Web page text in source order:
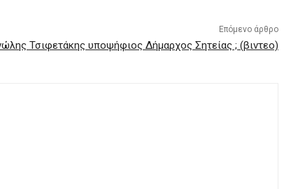
Επόμενο άρθρο
Τσιφετάκης υποψήφιος Δήμαρχος Σητείας ; (βιντεο)